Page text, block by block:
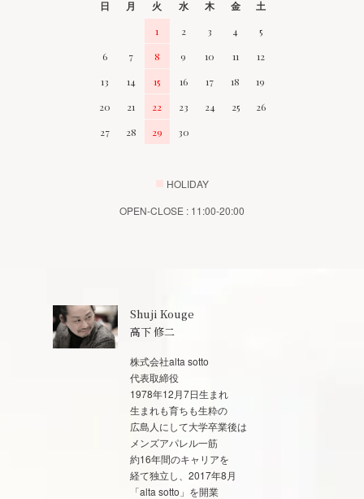
日 月 火 水 木 金
土
1
2 3 4
5
6
7 8 9 10 11
12
13
14 15 16 17 18
19
20
21 22 23 24 25
26
27
28 29 30
HOLIDAY
OPEN-CLOSE : 11:00-20:00
Shuji Kouge
高下 修二
株式会社alta sotto
代表取締役
1978年12月7日生まれ
生まれも育ちも生粋の
広島人にして大学卒業後は
メンズアパレル一筋
約16年間のキャリアを
経て独立し、2017年8月
「alta sotto」を開業